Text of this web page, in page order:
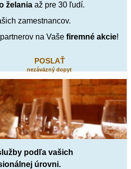
želaniaaž pre 30 ľudí.
zamestnancov.
na Vašefiremné akcie!
POSLAŤ
nezáväzný dopyt
podľa vašich
úrovni.